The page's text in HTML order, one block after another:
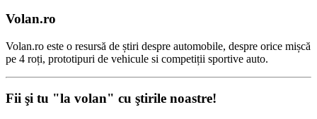
Volan.ro
Volan.ro este o resursă de știri despre automobile, despre orice mișcă
pe 4 roți, prototipuri de vehicule si competiții sportive auto.
Fii şi tu "la volan" cu ştirile noastre!